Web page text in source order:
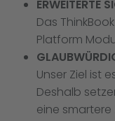
ERWEITERTE
Das
Platform
Unser Ziel ist
Deshalb
eine